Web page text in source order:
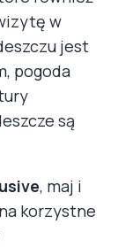
w
jest
pogoda
są
, maj i
korzystne